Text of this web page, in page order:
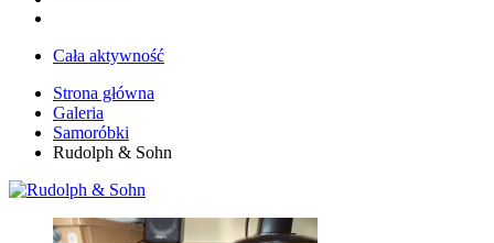
Cała aktywność
Strona główna
Galeria
Samoróbki
Rudolph & Sohn